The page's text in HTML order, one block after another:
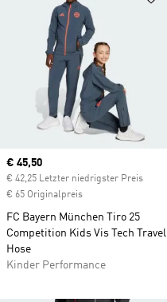
Current price
€ 45,50
€ 42,25 Letzter niedrigster Preis
€ 65 Originalpreis
FC Bayern München Tiro 25
Competition Kids Vis Tech Travel
Hose
Kinder Performance